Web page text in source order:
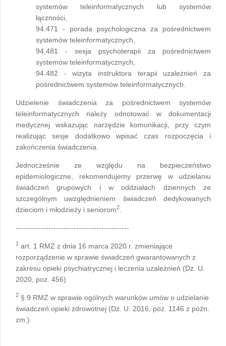
systemów teleinformatycznych lub systemów
łączności,
94.471 - porada psychologiczna za pośrednictwem
systemów teleinformatycznych,
94.481 - sesja psychoterapii za pośrednictwem
systemów teleinformatycznych,
94.482 - wizyta instruktora terapii uzależnień za
pośrednictwem systemów teleinformatycznych.
Udzielenie świadczenia za pośrednictwem systemów
teleinformatycznych należy odnotować w dokumentacji
medycznej wskazując narzędzie komunikacji, przy czym
realizując sesje dodatkowo wpisać czas rozpoczęcia i
zakończenia świadczenia.
Jednocześnie ze względu na bezpieczeństwo
epidemiologiczne, rekomendujemy przerwę w udzielaniu
świadczeń grupowych i w oddziałach dziennych ze
szczególnym uwzględnieniem świadczeń dedykowanych
dzieciom i młodzieży i seniorom2
---------------------------------------------
1 art. 1 RMZ z dnia 16 marca 2020 r. zmieniające
rozporządzenie w sprawie świadczeń gwarantowanych z
zakresu opieki psychiatrycznej i leczenia uzależnień (Dz. U.
2020, poz. 456)
2 § 9 RMZ w sprawie ogólnych warunków umów o udzielanie
świadczeń opieki zdrowotnej (Dz. U. 2016, poz. 1146 z późn.
zm.)